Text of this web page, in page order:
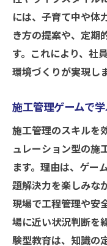
には、子育て中や体
き方の提案や、定期
す。これにより、社
環境づくりが実現しま
施工管理ゲームで
施工管理のスキルを
ュレーション型の施
ます。理由は、ゲー
題解決力を楽しみな
現場で工程管理や安
場に近い状況判断を
験型教育は、知識の